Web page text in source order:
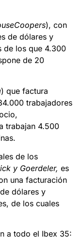
), con
de dólares y
de los que 4.300
de 20
) que factura
trabajadores
trabajan 4.500
de los
y Goerdeler, es
una facturación
dólares y
de los cuales
a todo el Ibex 35: